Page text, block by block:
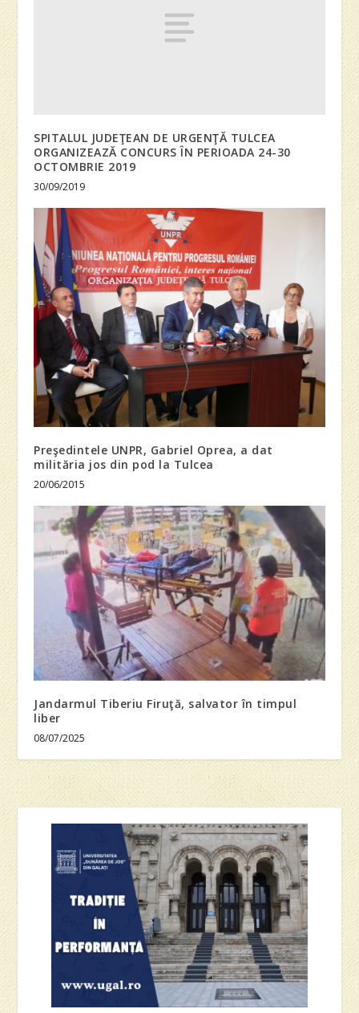
SPITALUL JUDEŢEAN DE URGENŢĂ TULCEA
ORGANIZEAZĂ CONCURS ÎN PERIOADA 24-30
OCTOMBRIE 2019
30/09/2019
Preşedintele UNPR, Gabriel Oprea, a dat
milităria jos din pod la Tulcea
20/06/2015
Jandarmul Tiberiu Firuţă, salvator în timpul
liber
08/07/2025